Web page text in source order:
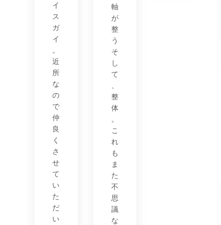
イ
ス
ガ
イ
。
近
所
な
の
で
仲
良
く
さ
せ
て
い
た
だ
い
軸
が
整
う
そ
し
て
整
体
。
こ
れ
も
ま
た
不
思
議
な